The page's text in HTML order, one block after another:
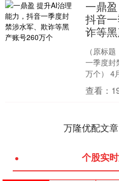
一鼎
抖音
诈等
（原标
一季度封
万个） 4
季度黑
显示，自
查看：
万隆优配文
个股实